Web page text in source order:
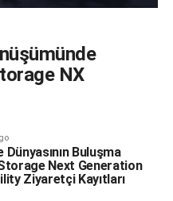
NX
Buluşma
Next Generation
Ziyaretçi Kayıtları